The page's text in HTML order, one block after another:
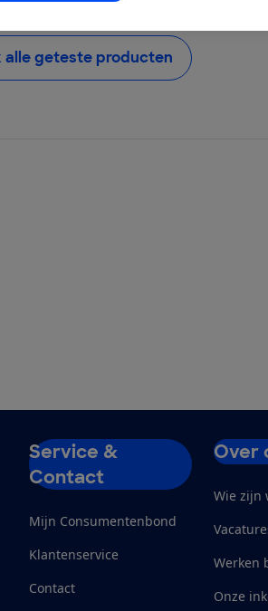
alle geteste producten
Service &
Contact
Mijn Consumentenbond
Klantenservice
Contact
Over
Wie zijn
Werken
Onze